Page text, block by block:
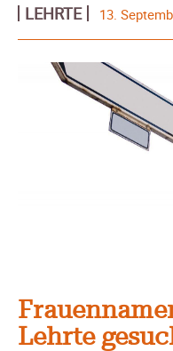
LEHRTE 13.
Lehrte